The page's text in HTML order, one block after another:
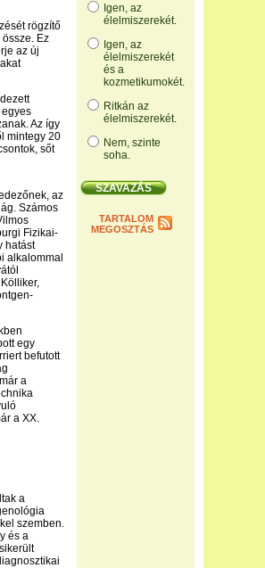
Igen, az
élelmiszerekét.
Igen, az
élelmiszerekét
és a
kozmetikumokét.
Ritkán az
élelmiszerekét.
Nem, szinte
soha.
TARTALOM
MEGOSZTÁS
rögzítő
Ez
az új
Az így
mintegy 20
sőt
az
Számos
Fizikai-
hatást
alkalommal
egy
befutott
a
a XX.
a
szemben.
és a